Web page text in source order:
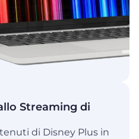
Streaming di
di Disney Plus in